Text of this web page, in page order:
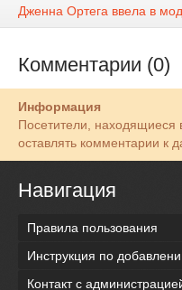
Дженна Ортега ввела в
Комментарии (0)
Информация
Посетители, находящиеся
оставлять комментарии к
Навигация
Правила пользования
Инструкция по
Контакт с